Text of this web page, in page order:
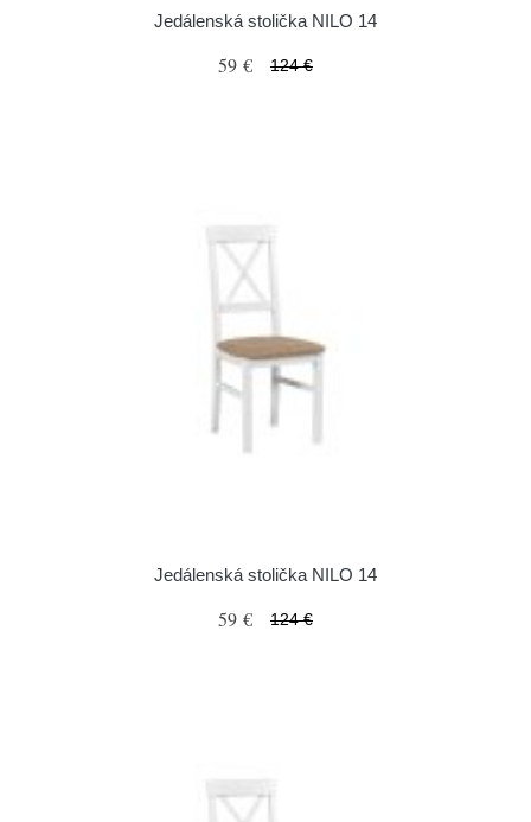
Jedálenská stolička NILO 14
59 € 124 €
Jedálenská stolička NILO 14
59 € 124 €